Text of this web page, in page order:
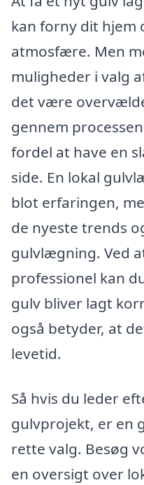
kan forny dit hjem
atmosfære. Men
muligheder i valg
det være
gennem
fordel at have en
side. En lokal
blot erfaringen,
de nyeste trends
gulvlægning. Ved
professionel kan
gulv bliver lagt
også betyder, at
levetid.
Så hvis du leder
gulvprojekt, er en
rette valg. Besøg
en oversigt over